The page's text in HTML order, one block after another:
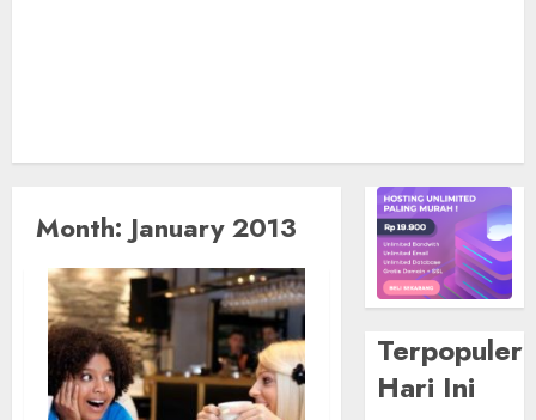
Month: January 2013
Terpopuler
Hari Ini